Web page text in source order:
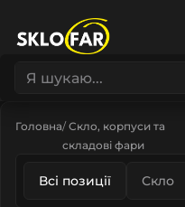
Головна Скло, корпуси та
складові фари
Всі позиції Скло